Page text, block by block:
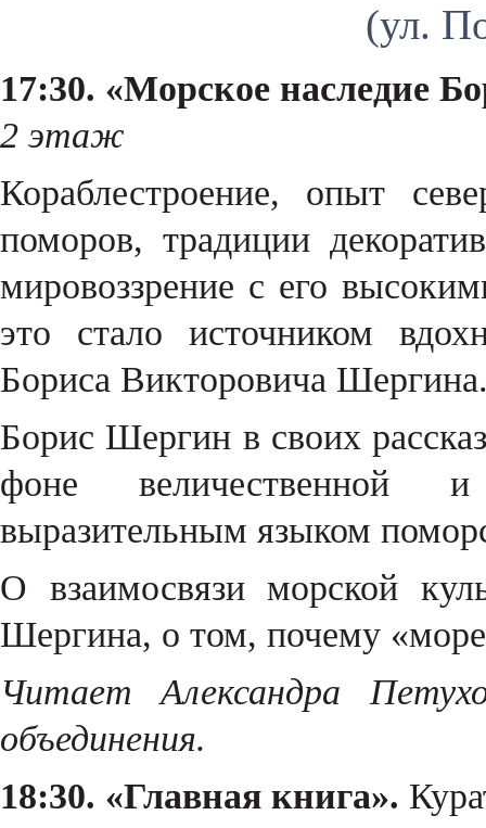
(ул.
17:30. «Морское наследие
2 этаж
Кораблестроение, опыт
поморов, традиции
мировоззрение с его
это стало источником
Бориса Викторовича
Борис Шергин в своих
фоне величественной
выразительным языком
О взаимосвязи морской
Шергина, о том, почему
Читает Александра
объединения.
18:30. «Главная книга».